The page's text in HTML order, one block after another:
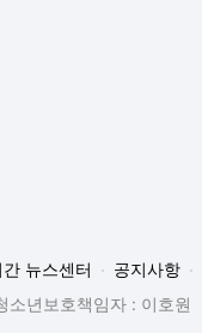
뉴스센터 공지사항
소년보호책임자 : 이호원